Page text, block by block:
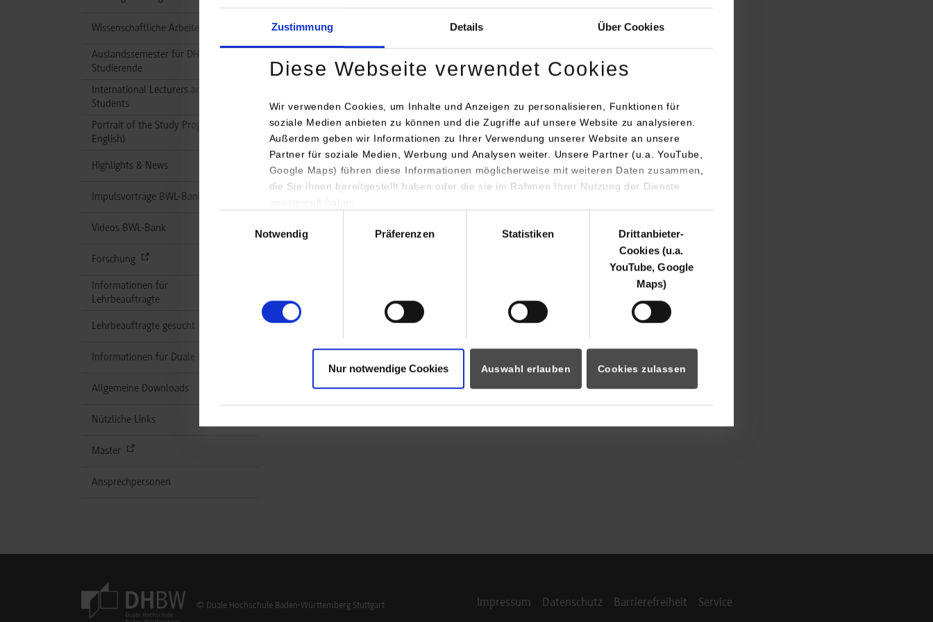
Zustimmung Details Über Cookies
Diese Webseite verwendet Cookies
Wir verwenden Cookies, um Inhalte und Anzeigen zu personalisieren, Funktionen für
soziale Medien anbieten zu können und die Zugriffe auf unsere Website zu analysieren.
Außerdem geben wir Informationen zu Ihrer Verwendung unserer Website an unsere
Partner für soziale Medien, Werbung und Analysen weiter. Unsere Partner (u.a. YouTube,
Google Maps) führen diese Informationen möglicherweise mit weiteren Daten zusammen,
die Sie ihnen bereitgestellt haben oder die sie im Rahmen Ihrer Nutzung der Dienste
Notwendig
Präferenzen Statistiken
Drittanbieter-
Cookies (u.a.
YouTube, Google
Maps)
Nur notwendige Cookies Auswahl erlauben Cookies zulassen
Wissenschaftliche Arbeiten
Auslandssemester für DH-
Studierende
International Lecturers and
Students
Portrait of the Study Program (in
English)
Highlights & News
Impulsvorträge BWL-Bank
Videos BWL-Bank
Forschung
Informationen für
Lehrbeauftragte
Lehrbeauftragte gesucht
Informationen für Duale Partner
Allgemeine Downloads
Nützliche Links
Master
Ansprechpersonen
Footer Meta Navigation Impressum Datenschutz Barrierefreiheit Service
© Duale Hochschule Baden-Württemberg Stuttgart